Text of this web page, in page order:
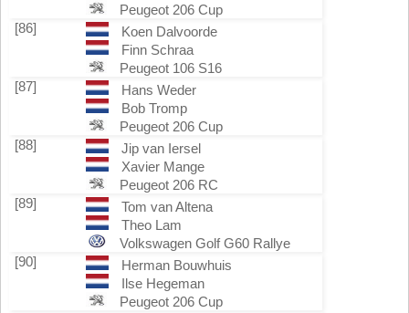
Peugeot 206 Cup
[86]
Koen Dalvoorde
Finn Schraa
Peugeot 106 S16
[87]
Hans Weder
Bob Tromp
Peugeot 206 Cup
[88]
Jip van Iersel
Xavier Mange
Peugeot 206 RC
[89]
Tom van Altena
Theo Lam
Volkswagen Golf G60 Rallye
[90]
Herman Bouwhuis
Ilse Hegeman
Peugeot 206 Cup